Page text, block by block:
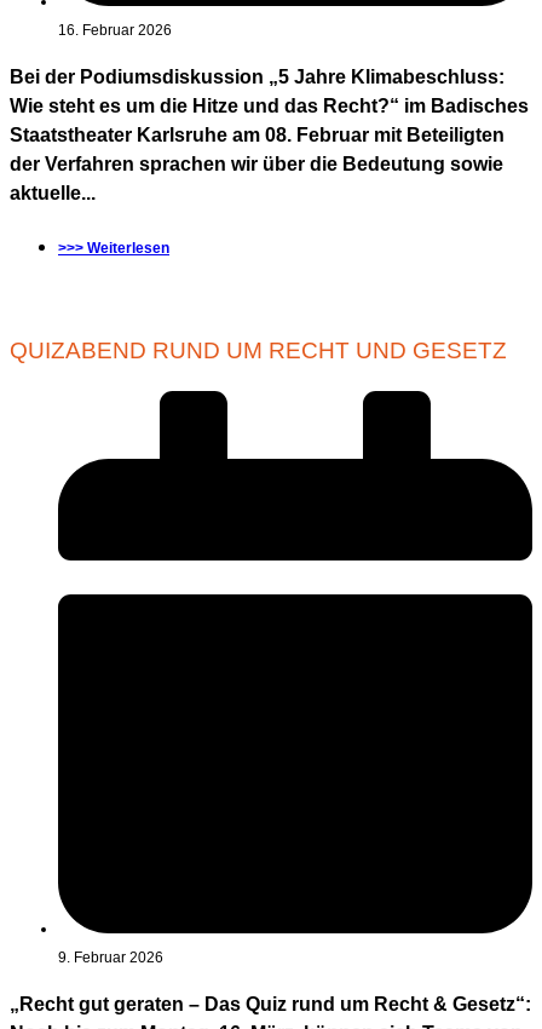
16. Februar 2026
Bei der Podiumsdiskussion „5 Jahre Klimabeschluss:
Wie steht es um die Hitze und das Recht?“ im Badisches
Staatstheater Karlsruhe am 08. Februar mit Beteiligten
der Verfahren sprachen wir über die Bedeutung sowie
aktuelle...
>>> Weiterlesen
QUIZABEND RUND UM RECHT UND GESETZ
9. Februar 2026
„Recht gut geraten – Das Quiz rund um Recht & Gesetz“: